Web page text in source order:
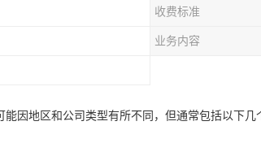
收费标准
业务内容
因地区和公司类型有所不同，但通常包括以下几